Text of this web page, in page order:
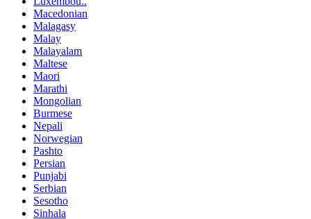
Macedonian
Malagasy
Malay
Malayalam
Maltese
Maori
Marathi
Mongolian
Burmese
Nepali
Norwegian
Pashto
Persian
Punjabi
Serbian
Sesotho
Sinhala